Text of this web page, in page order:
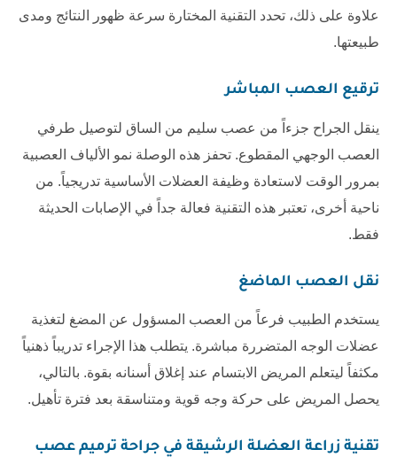
علاوة على ذلك، تحدد التقنية المختارة سرعة ظهور النتائج ومدى
طبيعتها.
ترقيع العصب المباشر
ينقل الجراح جزءاً من عصب سليم من الساق لتوصيل طرفي
العصب الوجهي المقطوع. تحفز هذه الوصلة نمو الألياف العصبية
بمرور الوقت لاستعادة وظيفة العضلات الأساسية تدريجياً. من
ناحية أخرى، تعتبر هذه التقنية فعالة جداً في الإصابات الحديثة
فقط.
نقل العصب الماضغ
يستخدم الطبيب فرعاً من العصب المسؤول عن المضغ لتغذية
عضلات الوجه المتضررة مباشرة. يتطلب هذا الإجراء تدريباً ذهنياً
مكثفاً ليتعلم المريض الابتسام عند إغلاق أسنانه بقوة. بالتالي،
يحصل المريض على حركة وجه قوية ومتناسقة بعد فترة تأهيل.
تقنية زراعة العضلة الرشيقة في جراحة ترميم عصب